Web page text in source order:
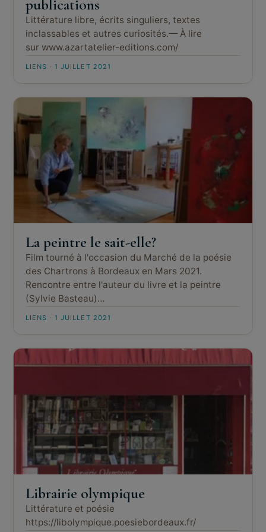
publications
Littérature libre, écrits singuliers, textes
inclassables et autres curiosités.— À lire
sur www.azartatelier-editions.com/
LIENS · 1 JUILLET 2021
La peintre le sait-elle?
Film tourné à l'occasion du Marché de la poésie
des Chartrons à Bordeaux en Mars 2021.
Rencontre entre l'auteur du livre et la peintre
(Sylvie Basteau)…
LIENS · 1 JUILLET 2021
Librairie olympique
Littérature et poésie
https://libolympique.poesiebordeaux.fr/